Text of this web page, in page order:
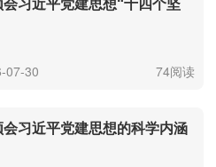
07-30 74阅读